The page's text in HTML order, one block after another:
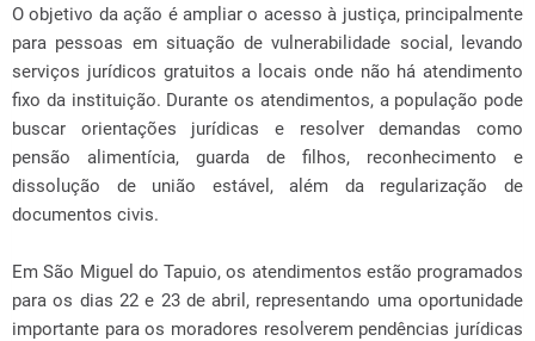
O objetivo da ação é ampliar o acesso à justiça, principalmente
para pessoas em situação de vulnerabilidade social, levando
serviços jurídicos gratuitos a locais onde não há atendimento
fixo da instituição. Durante os atendimentos, a população pode
buscar orientações jurídicas e resolver demandas como
pensão alimentícia, guarda de filhos, reconhecimento e
dissolução de união estável, além da regularização de
documentos civis.
Em São Miguel do Tapuio, os atendimentos estão programados
para os dias 22 e 23 de abril, representando uma oportunidade
importante para os moradores resolverem pendências jurídicas